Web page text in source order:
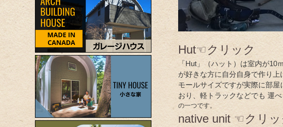
Hut☜クリック
「Hut」（ハット）は室内が
が好きな方に自分自身で作り
モールサイズですが実際に部
おり、軽トラックなどでも 運
の一つです。
native unit ☜クリッ